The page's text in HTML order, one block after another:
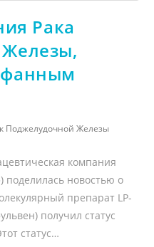
Рака
Поджелудочной Железы
компания
поделилась новостью о
препарат LP-
получил статус
статус…